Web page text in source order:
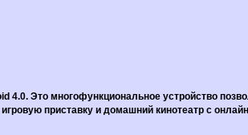
4.0. Это многофункциональное устройство
приставку и домашний кинотеатр с онлайн